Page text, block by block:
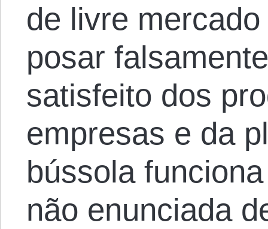
de livre
posar
satisfeito dos
empresas e da
bússola
não enunciada